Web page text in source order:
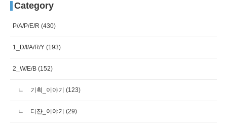
Category
P/A/P/E/R (430)
1_D/I/A/R/Y (193)
2_W/E/B (152)
기획_이야기 (123)
디쟌_이야기 (29)